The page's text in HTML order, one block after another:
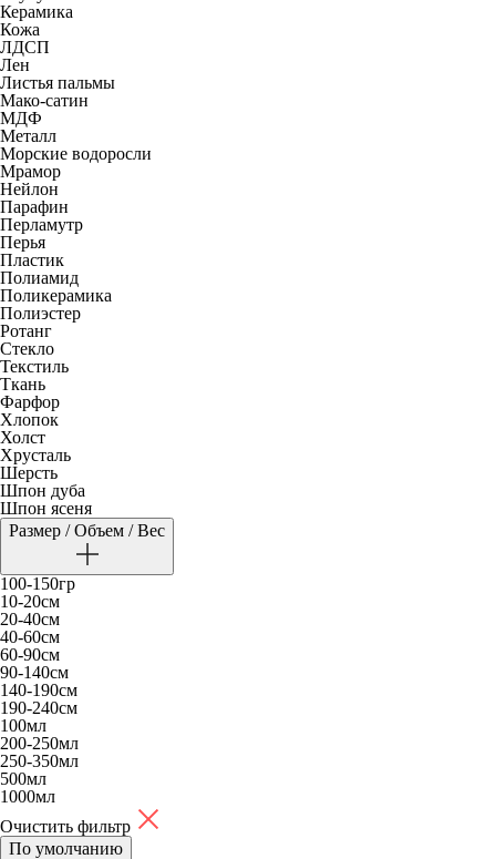
Керамика
Кожа
ЛДСП
Лен
Листья пальмы
Мако-сатин
МДФ
Металл
Морские водоросли
Мрамор
Нейлон
Парафин
Перламутр
Перья
Пластик
Полиамид
Поликерамика
Полиэстер
Ротанг
Стекло
Текстиль
Ткань
Фарфор
Хлопок
Холст
Хрусталь
Шерсть
Шпон дуба
Шпон ясеня
Размер / Объем / Вес
100-150гр
10-20см
20-40см
40-60см
60-90см
90-140см
140-190см
190-240см
100мл
200-250мл
250-350мл
500мл
1000мл
Очистить фильтр
По умолчанию